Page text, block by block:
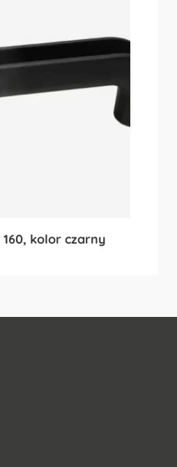
160, kolor czarny